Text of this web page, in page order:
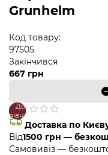
Grunhelm
Код товару:
97505
Закінчився
667 грн
В
закладки
До
Доставка по
Від1500 грн —
Самовивіз —